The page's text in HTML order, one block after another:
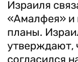
Израиля
«Амалфея» и
планы.
утверждают,
согласился